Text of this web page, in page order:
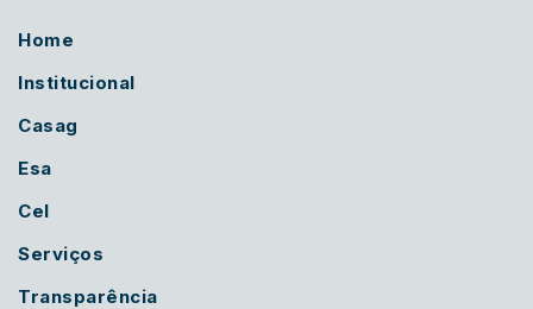
Home
Institucional
Casag
Esa
Cel
Serviços
Transparência